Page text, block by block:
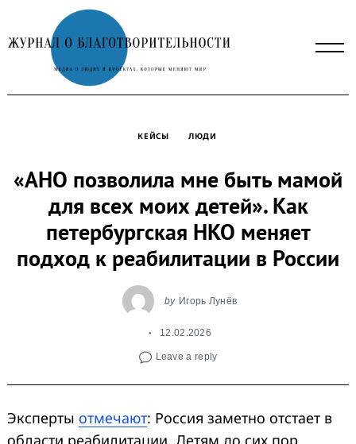
to
content
КЕЙСЫ ЛЮДИ
«АНО позволила мне быть мамой
для всех моих детей». Как
петербургская НКО меняет
подход к реабилитации в России
by Игорь Лунёв
12.02.2026
Leave a reply
Эксперты отмечают: Россия заметно отстает в
области реабилитации. Детям до сих пор